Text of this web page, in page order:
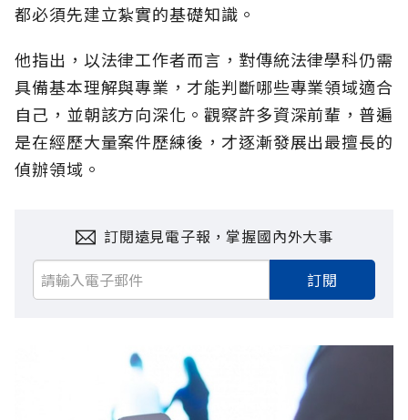
都必須先建立紮實的基礎知識。
他指出，以法律工作者而言，對傳統法律學科仍需
具備基本理解與專業，才能判斷哪些專業領域適合
自己，並朝該方向深化。觀察許多資深前輩，普遍
是在經歷大量案件歷練後，才逐漸發展出最擅長的
偵辦領域。
訂閱遠見電子報，掌握國內外大事
訂閱